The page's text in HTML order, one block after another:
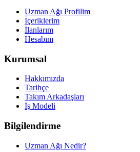
Uzman Ağı Profilim
İçeriklerim
İlanlarım
Hesabım
Kurumsal
Hakkımızda
Tarihçe
Takım Arkadaşları
İş Modeli
Bilgilendirme
Uzman Ağı Nedir?